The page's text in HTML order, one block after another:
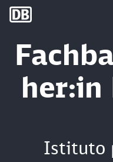
DB Group
her:in
Istituto